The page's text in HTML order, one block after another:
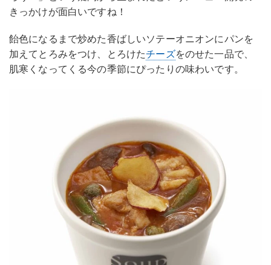
きっかけが面白いですね！
飴色になるまで炒めた香ばしいソテーオニオンにパンを
加えてとろみをつけ、とろけたチーズをのせた一品で、
肌寒くなってくる今の季節にぴったりの味わいです。